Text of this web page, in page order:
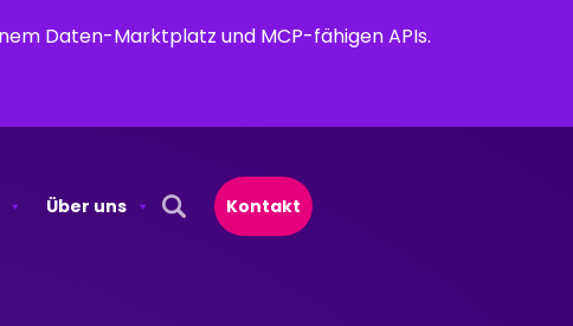
Daten-Marktplatz und MCP-fähigen APIs.
Über uns
Open Search Popup
Kontakt